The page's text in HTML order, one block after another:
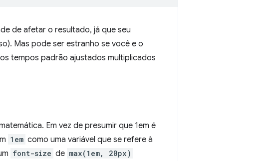
de afetar o resultado, já que seu
Mas pode ser estranho se você e o
tempos padrão ajustados multiplicados
Em vez de presumir que 1em é
1em como uma variável que se refere à
font-size de max(1em, 20px)